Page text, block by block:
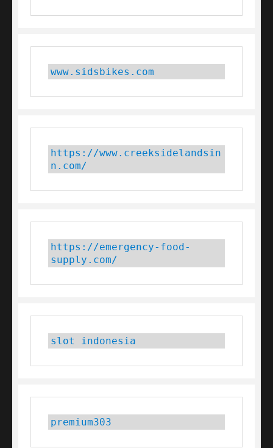
www.sidsbikes.com
https://www.creeksidelandsin
n.com/
https://emergency-food-
supply.com/
slot indonesia
premium303